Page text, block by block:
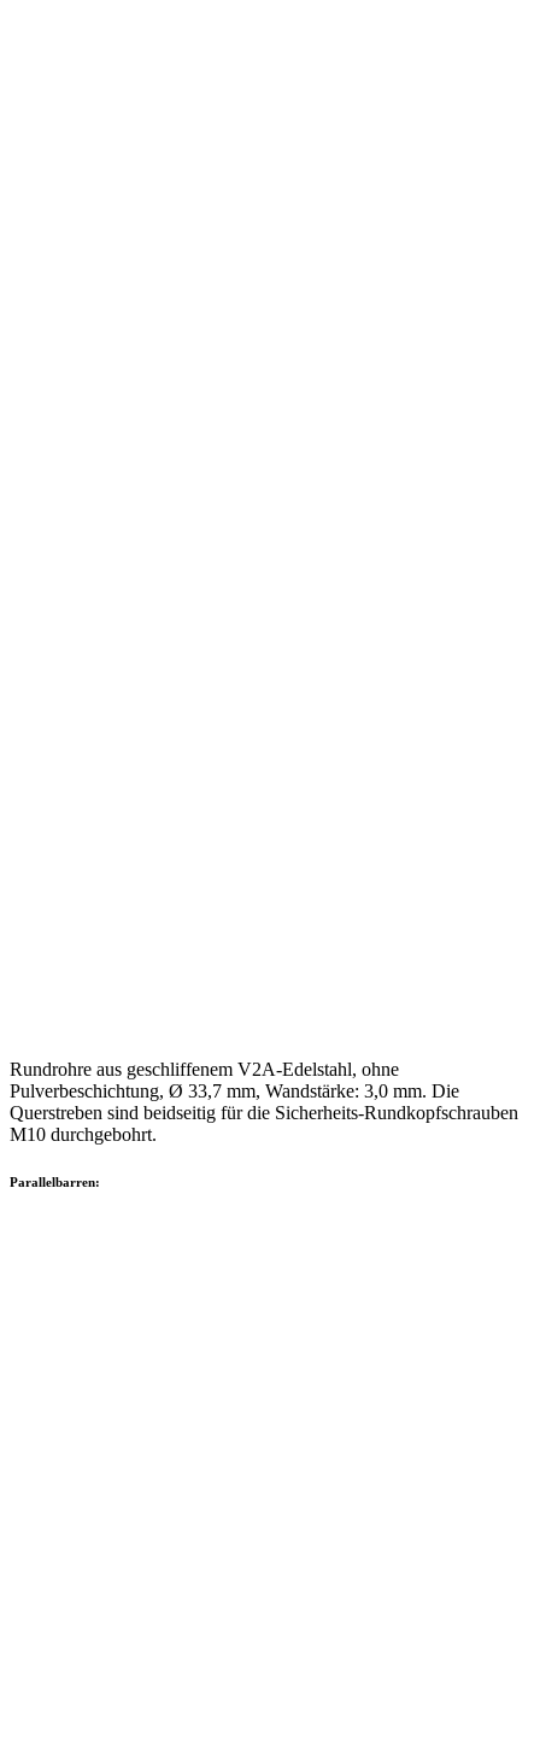
Rundrohre aus geschliffenem V2A-Edelstahl, ohne
Pulverbeschichtung, Ø 33,7 mm, Wandstärke: 3,0 mm. Die
Querstreben sind beidseitig für die Sicherheits-Rundkopfschrauben
M10 durchgebohrt.
Parallelbarren: